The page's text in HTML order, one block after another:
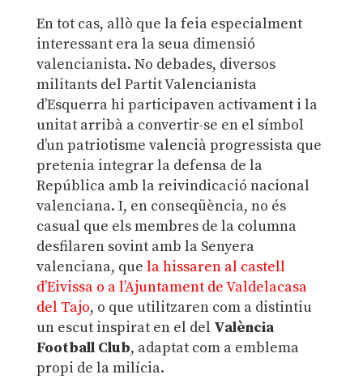
En tot cas, allò que la feia especialment
interessant era la seua dimensió
valencianista. No debades, diversos
militants del Partit Valencianista
d’Esquerra hi participaven activament i la
unitat arribà a convertir-se en el símbol
d’un patriotisme valencià progressista que
pretenia integrar la defensa de la
República amb la reivindicació nacional
valenciana. I, en conseqüència, no és
casual que els membres de la columna
desfilaren sovint amb la Senyera
valenciana, que la hissaren al castell
d’Eivissa o a l’Ajuntament de Valdelacasa
del Tajo, o que utilitzaren com a distintiu
un escut inspirat en el del València
Football Club, adaptat com a emblema
propi de la milícia.